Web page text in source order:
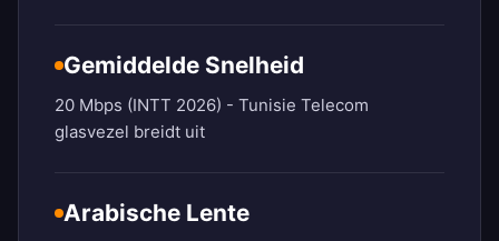
Gemiddelde Snelheid
20 Mbps (INTT 2026) - Tunisie Telecom
glasvezel breidt uit
Arabische Lente